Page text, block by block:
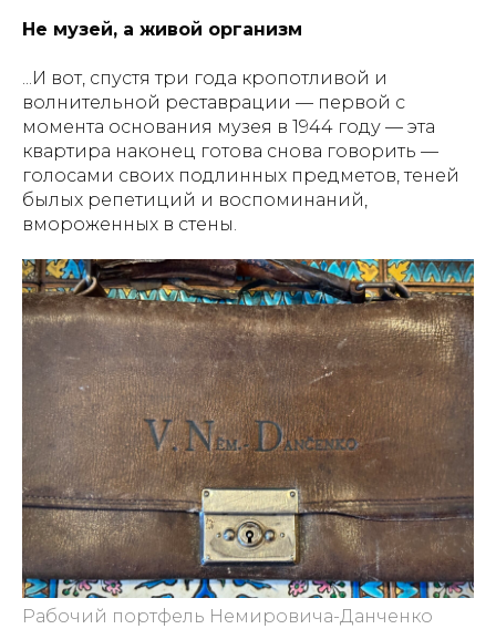
Не музей, а живой организм
...И вот, спустя три года кропотливой и
волнительной реставрации — первой с
момента основания музея в 1944 году — эта
квартира наконец готова снова говорить —
голосами своих подлинных предметов, теней
былых репетиций и воспоминаний,
вмороженных в стены.
Рабочий портфель Немировича-Данченко